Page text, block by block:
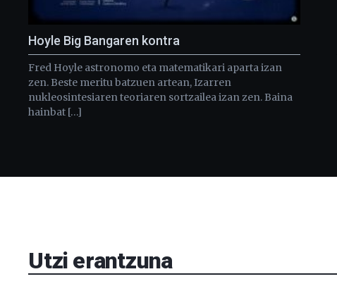
Hoyle Big Bangaren kontra
Fred Hoyle astronomo eta matematikari aparta izan
zen. Beste meritu batzuen artean, Izarren
nukleosintesiaren teoriaren sortzailea izan zen. Baina
hainbat […]
Utzi erantzuna